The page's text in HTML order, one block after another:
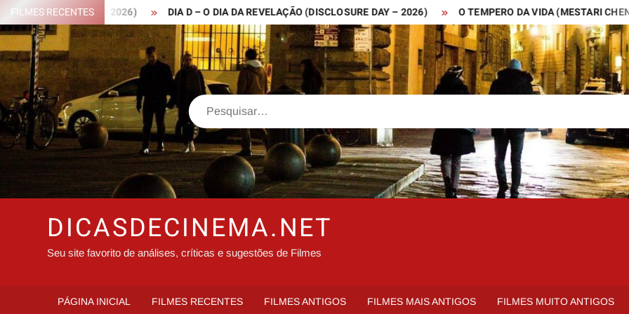
Skip
to
content
FILMES RECENTES
HOOD – 2026) DIA D – O DIA DA REVELAÇÃO (DISCLOSURE DAY – 2026) O TEMPERO DA VIDA (MESTARI CHENG –
Search
DICASDECINEMA.NET
Seu site favorito de análises, críticas e sugestões de Filmes
PÁGINA INICIAL FILMES RECENTES FILMES ANTIGOS FILMES MAIS ANTIGOS FILMES MUITO ANTIGOS